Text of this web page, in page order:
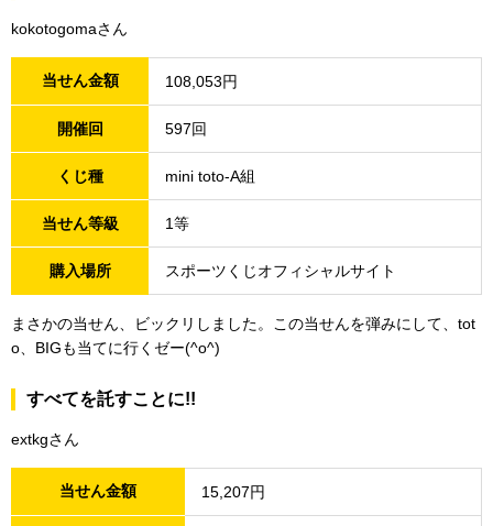
kokotogomaさん
当せん金額 108,053円
開催回 597回
くじ種 mini toto-A組
当せん等級 1等
購入場所 スポーツくじオフィシャルサイト
まさかの当せん、ビックリしました。この当せんを弾みにして、tot
o、BIGも当てに行くゼー(^o^)
すべてを託すことに!!
extkgさん
当せん金額 15,207円